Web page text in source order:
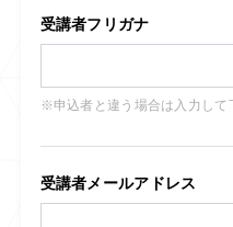
受講者フリガナ
※申込者と違う場合は入力して
受講者メールアドレス